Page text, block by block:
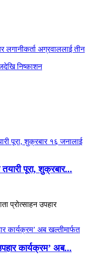
लगानीकर्ता अग्रवाललाई तीन
निष्काशन
पूरा, शुक्रबार...
प्रोत्साहन उपहार
कार्यक्रम’ अब...